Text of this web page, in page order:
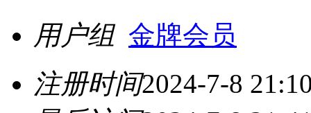
用户组 金牌会员
注册时间2024-7-8